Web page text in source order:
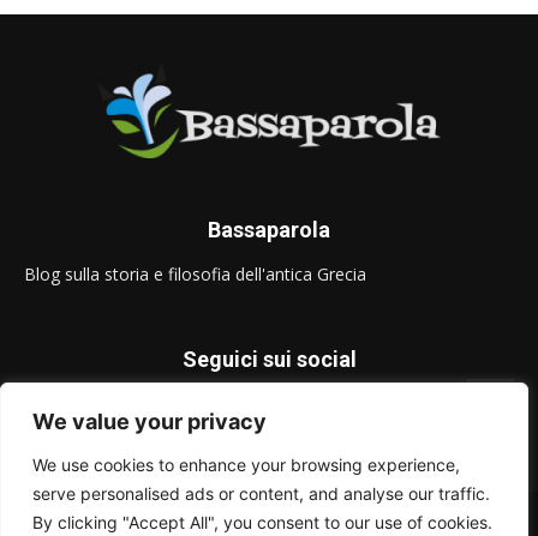
We value your privacy
We use cookies to enhance your browsing experience,
serve personalised ads or content, and analyse our traffic.
By clicking "Accept All", you consent to our use of cookies.
Bassaparola
Blog sulla storia e filosofia dell'antica Grecia
Seguici sui social
© Bassaparola.it 2015-2025